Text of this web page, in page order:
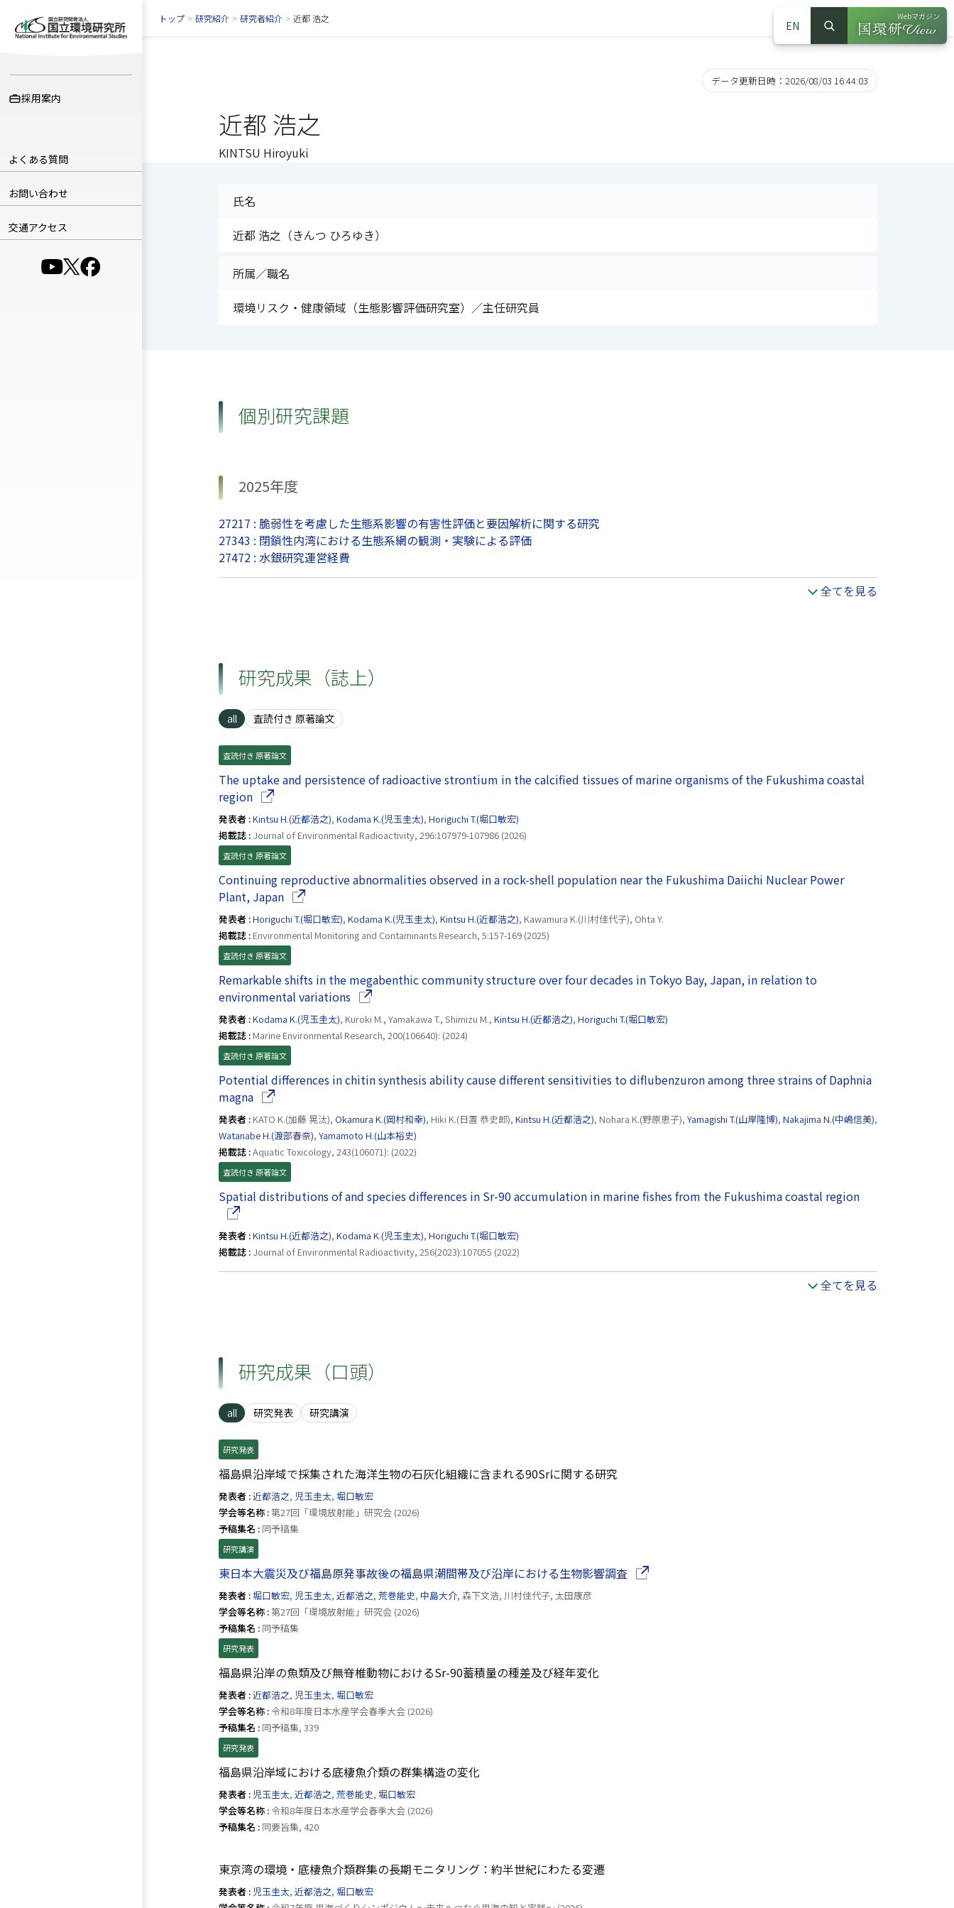
採用案内
よくある質問
お問い合わせ
交通アクセス
（別ウインドウで開きます）
（別ウインドウで開きます）
（別ウインドウで開きます）
EN
サイト内検索
検索
Webマガジン
（別ウインドウ
トップ > 研究紹介 > 研究者紹介 > 近都 浩之
データ更新日時：2026/08/03 16:44:03
近都 浩之
KINTSU Hiroyuki
氏名
近都 浩之（きんつ ひろゆき）
所属／職名
環境リスク・健康領域（生態影響評価研究室）／主任研究員
個別研究課題
2025年度
27217 : 脆弱性を考慮した生態系影響の有害性評価と要因解析に関する研究
27343 : 閉鎖性内湾における生態系網の観測・実験による評価
27472 : 水銀研究運営経費
全てを見る
研究成果（誌上）
all 査読付き 原著論文
査読付き 原著論文
The uptake and persistence of radioactive strontium in the calcified tissues of marine organisms of the Fukushima coastal
region（別ウインドウで開きます）
発表者 :Kintsu H.(近都浩之), Kodama K.(児玉圭太), Horiguchi T.(堀口敏宏)
掲載誌 : Journal of Environmental Radioactivity, 296:107979-107986 (2026)
査読付き 原著論文
Continuing reproductive abnormalities observed in a rock-shell population near the Fukushima Daiichi Nuclear Power
Plant, Japan（別ウインドウで開きます）
発表者 :Horiguchi T.(堀口敏宏), Kodama K.(児玉圭太), Kintsu H.(近都浩之), Kawamura K.(川村佳代子), Ohta Y.
掲載誌 : Environmental Monitoring and Contaminants Research, 5:157-169 (2025)
査読付き 原著論文
Remarkable shifts in the megabenthic community structure over four decades in Tokyo Bay, Japan, in relation to
environmental variations（別ウインドウで開きます）
発表者 :Kodama K.(児玉圭太), Kuroki M., Yamakawa T., Shimizu M., Kintsu H.(近都浩之), Horiguchi T.(堀口敏宏)
掲載誌 : Marine Environmental Research, 200(106640): (2024)
査読付き 原著論文
Potential differences in chitin synthesis ability cause different sensitivities to diflubenzuron among three strains of Daphnia
magna（別ウインドウで開きます）
発表者 : KATO K.(加藤 晃汰), Okamura K.(岡村和幸), Hiki K.(日置 恭史郎), Kintsu H.(近都浩之), Nohara K.(野原恵子), Yamagishi T.(山岸隆博), Nakajima N.(中嶋信美),
Watanabe H.(渡部春奈), Yamamoto H.(山本裕史)
掲載誌 :Aquatic Toxicology, 243(106071): (2022)
査読付き 原著論文
Spatial distributions of and species differences in Sr-90 accumulation in marine fishes from the Fukushima coastal region（別ウインドウで
発表者 :Kintsu H.(近都浩之), Kodama K.(児玉圭太), Horiguchi T.(堀口敏宏)
掲載誌 : Journal of Environmental Radioactivity, 256(2023):107055 (2022)
全てを見る
研究成果（口頭）
all 研究発表 研究講演
研究発表
福島県沿岸域で採集された海洋生物の石灰化組織に含まれる90Srに関する研究
発表者 :近都浩之, 児玉圭太, 堀口敏宏
学会等名称 :第27回「環境放射能」研究会 (2026)
予稿集名 : 同予稿集
研究講演
東日本大震災及び福島原発事故後の福島県潮間帯及び沿岸における生物影響調査（別ウインドウで開きます）
発表者 :堀口敏宏, 児玉圭太, 近都浩之, 荒巻能史, 中島大介, 森下文浩, 川村佳代子, 太田康彦
学会等名称 :第27回「環境放射能」研究会 (2026)
予稿集名 : 同予稿集
研究発表
福島県沿岸の魚類及び無脊椎動物におけるSr-90蓄積量の種差及び経年変化
発表者 :近都浩之, 児玉圭太, 堀口敏宏
学会等名称 : 令和8年度日本水産学会春季大会 (2026)
予稿集名 : 同予稿集, 339
研究発表
福島県沿岸域における底棲魚介類の群集構造の変化
発表者 : 児玉圭太, 近都浩之, 荒巻能史, 堀口敏宏
学会等名称 : 令和8年度日本水産学会春季大会 (2026)
予稿集名 : 同要旨集, 420
東京湾の環境・底棲魚介類群集の長期モニタリング：約半世紀にわたる変遷
発表者 : 児玉圭太, 近都浩之, 堀口敏宏